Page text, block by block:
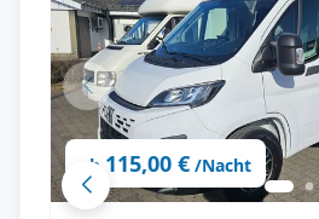
ab 115,00 € /Nacht